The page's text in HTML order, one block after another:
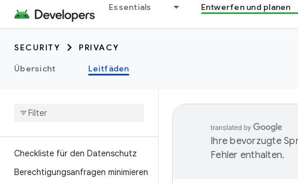
Essentials Entwerfen und planen
SECURITY
PRIVACY
Übersicht
Leitfäden
Checkliste für den Datenschutz
Berechtigungsanfragen minimieren
Ihre bevorzugte
Fehler enthalten.